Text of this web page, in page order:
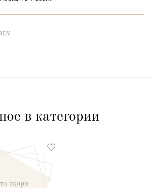
в категории